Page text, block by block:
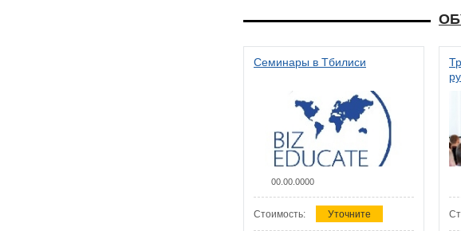
Семинары в Тбилиси
00.00.0000
Стоимость: Уточните